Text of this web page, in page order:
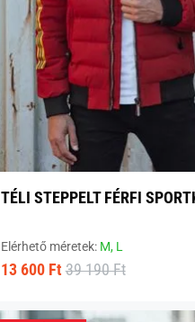
TÉLI STEPPELT FÉRFI
Elérhető méretek: M, L
13 600 Ft 39 190 Ft